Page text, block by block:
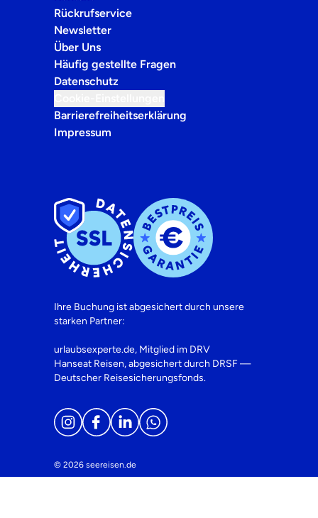
Rückrufservice
Newsletter
Über Uns
Häufig gestellte Fragen
Datenschutz
Barrierefreiheitserklärung
Impressum
Ihre Buchung ist abgesichert durch unsere
starken Partner:
urlaubsexperte.de, Mitglied im DRV
Hanseat Reisen, abgesichert durch DRSF —
Deutscher Reisesicherungsfonds.
© 2026 seereisen.de